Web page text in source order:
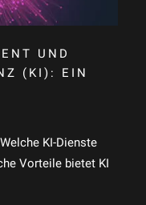
UND
(KI): EIN
KI-Dienste
Vorteile bietet KI